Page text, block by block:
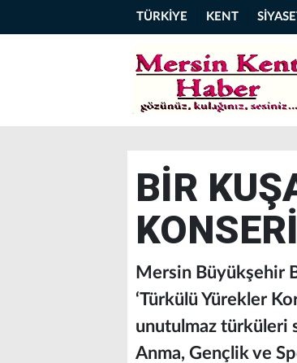
TÜRKİYE KENT
BİR
Mersin Büyükşehir
‘Türkülü Yürekler
unutulmaz türküleri
Anma, Gençlik ve